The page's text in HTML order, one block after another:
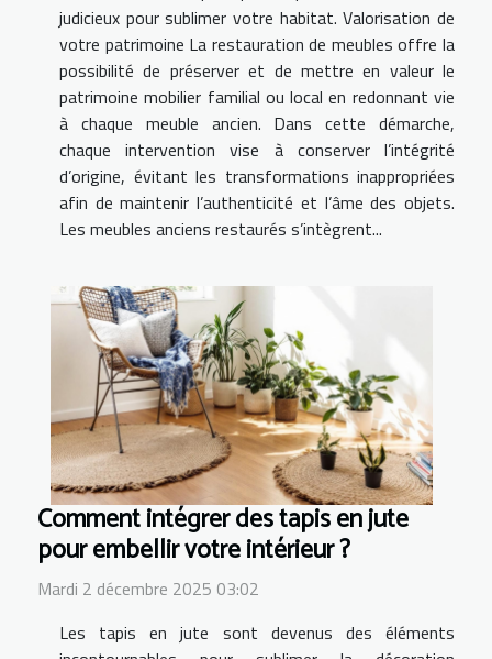
judicieux pour sublimer votre habitat. Valorisation de
votre patrimoine La restauration de meubles offre la
possibilité de préserver et de mettre en valeur le
patrimoine mobilier familial ou local en redonnant vie
à chaque meuble ancien. Dans cette démarche,
chaque intervention vise à conserver l’intégrité
d’origine, évitant les transformations inappropriées
afin de maintenir l’authenticité et l’âme des objets.
Les meubles anciens restaurés s’intègrent...
Comment intégrer des tapis en jute
pour embellir votre intérieur ?
Mardi 2 décembre 2025 03:02
Les tapis en jute sont devenus des éléments